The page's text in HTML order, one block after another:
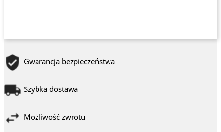
Gwarancja bezpieczeństwa
Szybka dostawa
Możliwość zwrotu